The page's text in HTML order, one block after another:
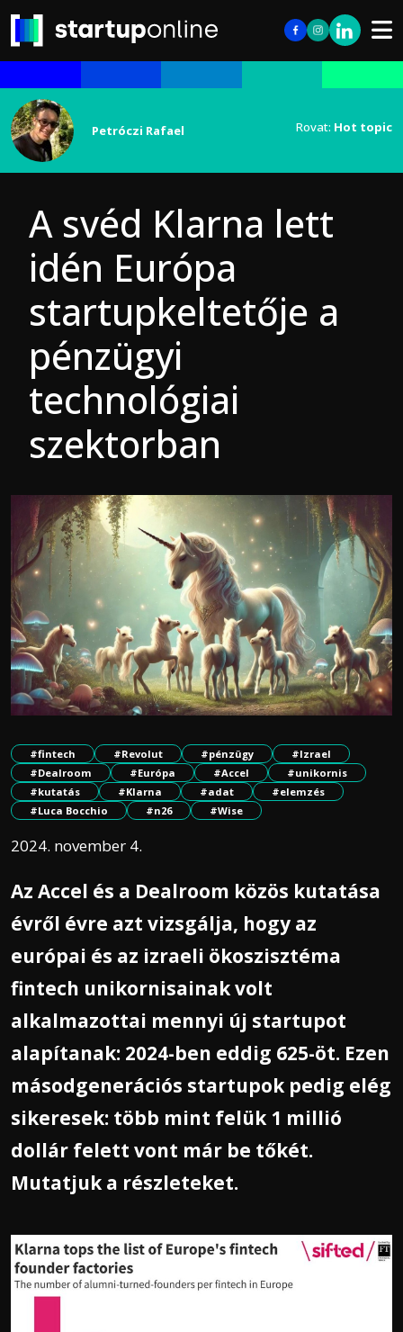
Petróczi Rafael Rovat: Hot topic
A svéd Klarna lett
idén Európa
startupkeltetője a
pénzügyi
technológiai
szektorban
#fintech #Revolut #pénzügy
#Izrael
#Dealroom
#Európa #Accel
#unikornis
#kutatás
#Klarna #adat
#elemzés
#Luca Bocchio
#n26 #Wise
2024. november 4.
Az Accel és a Dealroom közös kutatása
évről évre azt vizsgálja, hogy az
európai és az izraeli ökoszisztéma
fintech unikornisainak volt
alkalmazottai mennyi új startupot
alapítanak: 2024-ben eddig 625-öt. Ezen
másodgenerációs startupok pedig elég
sikeresek: több mint felük 1 millió
dollár felett vont már be tőkét.
Mutatjuk a részleteket.